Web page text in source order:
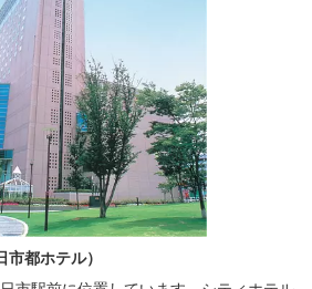
都ホテル）